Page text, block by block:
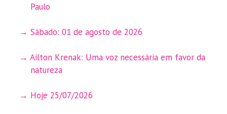
Paulo
Sábado: 01 de agosto de 2026
Ailton Krenak: Uma voz necessária em favor da
natureza
Hoje 25/07/2026